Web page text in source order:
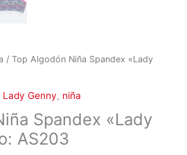
/ Top Algodón Niña Spandex «Lady
Lady Genny, niña
Spandex «Lady
AS203